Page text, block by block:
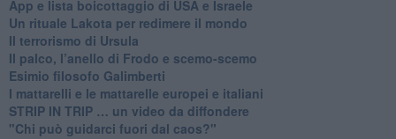
App e lista boicottaggio di USA e Israele
​Un rituale Lakota per redimere il mondo
Il terrorismo di Ursula
​Il palco, l’anello di Frodo e scemo-scemo
Esimio filosofo Galimberti
​I mattarelli e le mattarelle europei e italiani
​STRIP IN TRIP … un video da diffondere
"Chi può guidarci fuori dal caos?"